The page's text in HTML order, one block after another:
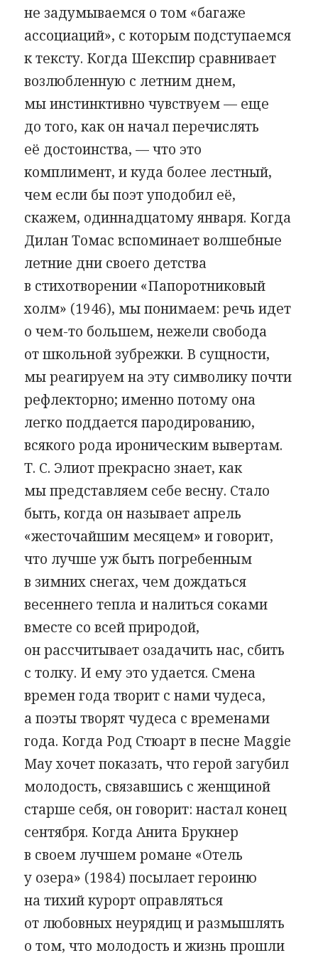
не задумываемся о том «багаже
ассоциаций», с которым подступаемся
к тексту. Когда Шекспир сравнивает
возлюбленную с летним днем,
мы инстинктивно чувствуем — еще
до того, как он начал перечислять
её достоинства, — что это
комплимент, и куда более лестный,
чем если бы поэт уподобил её,
скажем, одиннадцатому января. Когда
Дилан Томас вспоминает волшебные
летние дни своего детства
в стихотворении «Папоротниковый
холм» (1946), мы понимаем: речь идет
о чем-то большем, нежели свобода
от школьной зубрежки. В сущности,
мы реагируем на эту символику почти
рефлекторно; именно потому она
легко поддается пародированию,
всякого рода ироническим вывертам.
Т. С. Элиот прекрасно знает, как
мы представляем себе весну. Стало
быть, когда он называет апрель
«жесточайшим месяцем» и говорит,
что лучше уж быть погребенным
в зимних снегах, чем дождаться
весеннего тепла и налиться соками
вместе со всей природой,
он рассчитывает озадачить нас, сбить
с толку. И ему это удается. Смена
времен года творит с нами чудеса,
а поэты творят чудеса с временами
года. Когда Род Стюарт в песне Maggie
May хочет показать, что герой загубил
молодость, связавшись с женщиной
старше себя, он говорит: настал конец
сентября. Когда Анита Брукнер
в своем лучшем романе «Отель
у озера» (1984) посылает героиню
на тихий курорт оправляться
от любовных неурядиц и размышлять
о том, что молодость и жизнь прошли